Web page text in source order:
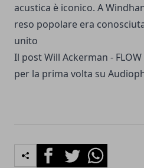
acustica è iconico. A
reso popolare era
unito
Il postWill Ackerman -
per la prima volta su
FacebookTwitterWhatsapp